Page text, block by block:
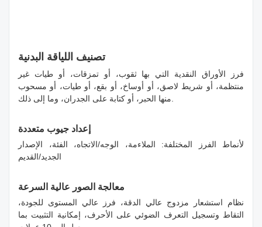
تصنيف اللياقة البدنية
فرز الأوراق النقدية التي بها ثقوب، أو تمزقات، أو طيات غير
منتظمة، أو شريط لاصق، أو أوساخ، أو بقع، أو طيات، أو مسحوب
إعداد جيوب متعددة
لأنماط الفرز المختلفة: الملاءمة، الوجه/الاتجاه، الفئة، الإصدار
الجديد/القديم
معالجة الصور عالية السرعة
نظام استشعار مزدوج عالي الدقة، فرز عالي المستوى للجودة،
التقاط وتسجيل التعرف الضوئي على الأحرف، إمكانية التثبيت بما